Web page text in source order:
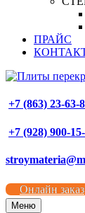
ПРАЙС
+7 (863) 23-63-
+7 (928) 900-
Онлайн заказ
Меню